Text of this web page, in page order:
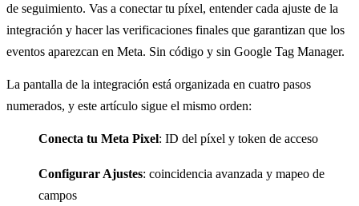
de seguimiento. Vas a conectar tu píxel, entender cada ajuste de la
integración y hacer las verificaciones finales que garantizan que los
eventos aparezcan en Meta. Sin código y sin Google Tag Manager.
La pantalla de la integración está organizada en cuatro pasos
numerados, y este artículo sigue el mismo orden:
Conecta tu Meta Pixel: ID del píxel y token de acceso
Configurar Ajustes: coincidencia avanzada y mapeo de
campos